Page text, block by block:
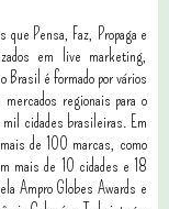
Pensa, Faz, Propaga e
em live marketing,
Brasil é formado por vários
regionais para o
mil cidades brasileiras. Em
de 100 marcas, como
mais de 10 cidades e 18
Ampro Globes Awards e